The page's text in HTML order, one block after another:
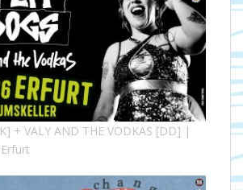
+ VALY AND THE VODKAS [DD] |